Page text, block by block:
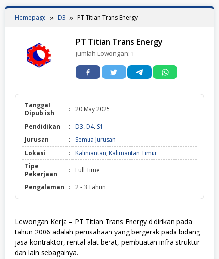
Homepage D3 PT Titian Trans Energy
PT Titian Trans Energy
Jumlah Lowongan: 1
Tanggal
Dipublish
: 20 May 2025
Pendidikan : D3, D4, S1
Jurusan
:
Semua Jurusan
Lokasi
: Kalimantan, Kalimantan Timur
Tipe
Pekerjaan
: Full Time
Pengalaman : 2 - 3 Tahun
Lowongan Kerja – PT Titian Trans Energy didirikan pada
tahun 2006 adalah perusahaan yang bergerak pada bidang
jasa kontraktor, rental alat berat, pembuatan infra struktur
dan lain sebagainya.